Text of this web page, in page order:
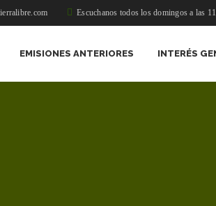
Escuchanos todos los domingos a las
EMISIONES ANTERIORES INTERÉS